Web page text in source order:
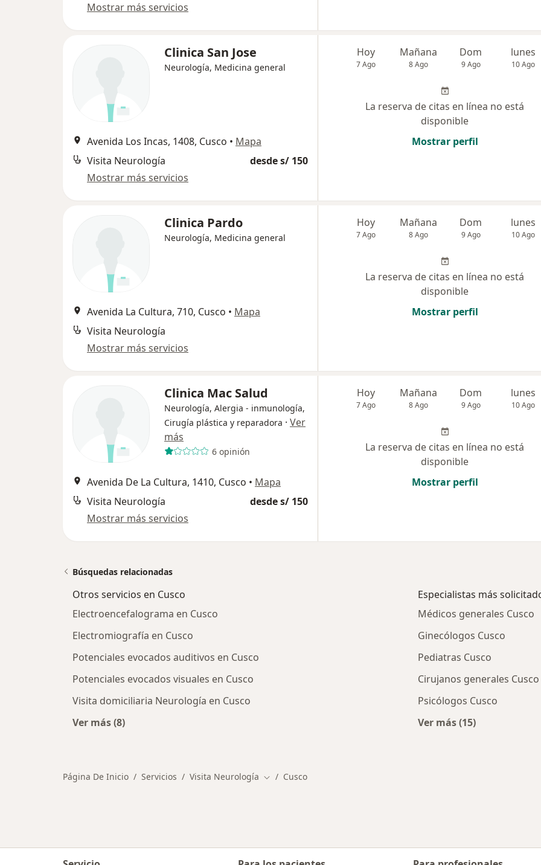
Mostrar más servicios
Clinica San Jose
Neurología, Medicina general
Avenida Los Incas, 1408, Cusco • Mapa
Visita Neurología
desde s/ 150
Mostrar más servicios
Hoy
7 Ago
Mañana
8 Ago
Dom
9 Ago
lunes
10 Ago
La reserva de citas en línea no está
disponible
Mostrar perfil
Clinica Pardo
Neurología, Medicina general
Avenida La Cultura, 710, Cusco • Mapa
Visita Neurología
Mostrar más servicios
Hoy
7 Ago
Mañana
8 Ago
Dom
9 Ago
lunes
10 Ago
La reserva de citas en línea no está
disponible
Mostrar perfil
Clinica Mac Salud
Neurología, Alergia - inmunología,
Cirugía plástica y reparadora · Ver
más
6 opinión
Avenida De La Cultura, 1410, Cusco • Mapa
Visita Neurología
desde s/ 150
Mostrar más servicios
Hoy
7 Ago
Mañana
8 Ago
Dom
9 Ago
lunes
10 Ago
La reserva de citas en línea no está
disponible
Mostrar perfil
Búsquedas relacionadas
Otros servicios en Cusco
Electroencefalograma en Cusco
Electromiografía en Cusco
Potenciales evocados auditivos en Cusco
Potenciales evocados visuales en Cusco
Visita domiciliaria Neurología en Cusco
Ver más (8)
Especialistas más
Médicos generales Cusco
Ginecólogos Cusco
Pediatras Cusco
Cirujanos generales Cusco
Psicólogos Cusco
Ver más (15)
Página De Inicio Servicios Visita Neurología Cambiar de ciudad
Cusco